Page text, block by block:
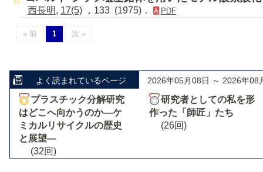
西長明, 17(5) ，133 (1975)． PDF
« 前 1 次 »
よく読まれているページ 2026年05月08日 ～ 2026年08
プラスチック分解研究
はどこへ向かうのか―ケ
ミカルリサイクルの歴史
と展望―
(32回)
研究者としての私を形
作った「師匠」たち
(26回)